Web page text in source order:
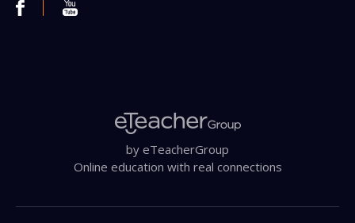
by eTeacherGroup
Online education with real connections